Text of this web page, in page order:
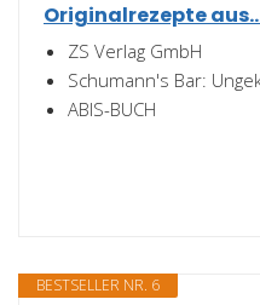
Originalrezepte
ZS Verlag GmbH
Schumann's Bar:
ABIS-BUCH
BESTSELLER NR. 6